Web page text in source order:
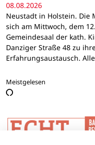
08.08.2026
Neustadt in Holstein. Die
sich am Mittwoch, dem
Gemeindesaal der kath.
Danziger Straße 48 zu
Erfahrungsaustausch.
Meistgelesen